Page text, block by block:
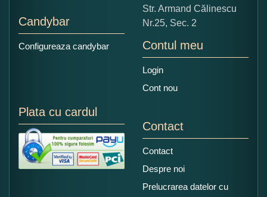
Candybar
Configureaza candybar
Str. Armand Călinescu
Nr.25, Sec. 2
Contul meu
Login
Cont nou
Plata cu cardul
Contact
Contact
Despre noi
Prelucrarea datelor cu